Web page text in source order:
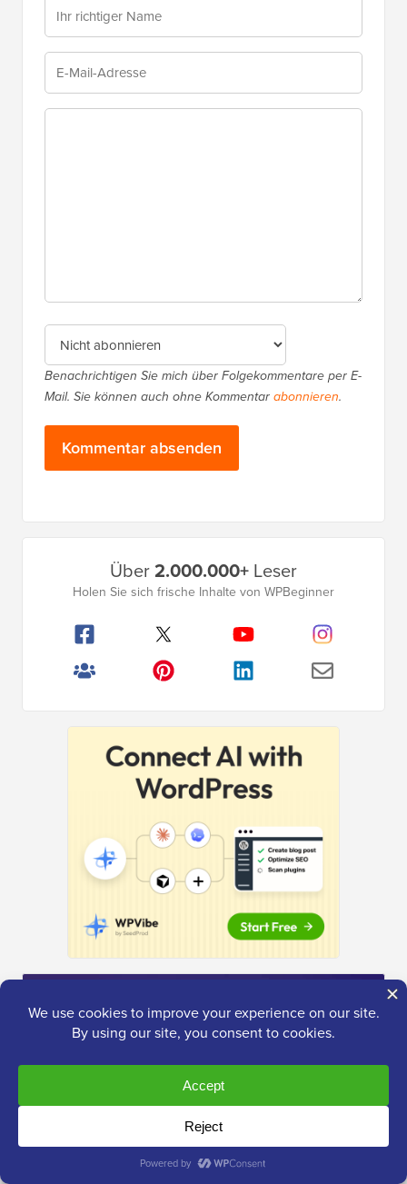
Benachrichtigen Sie mich über Folgekommentare per E-
Mail. Sie können auch ohne Kommentarabonnieren.
Seitenleistenmenü
Über2.000.000+ Leser
Holen Sie sich frische Inhalte von WPBeginner
Das ultimative
WordPress-Toolkit
Erhalten Sie KOSTENLOSEN Zugang zu unserem
– eine Sammlung von WordPress-bezogenen
Produkten und Ressourcen, die jeder Profi haben